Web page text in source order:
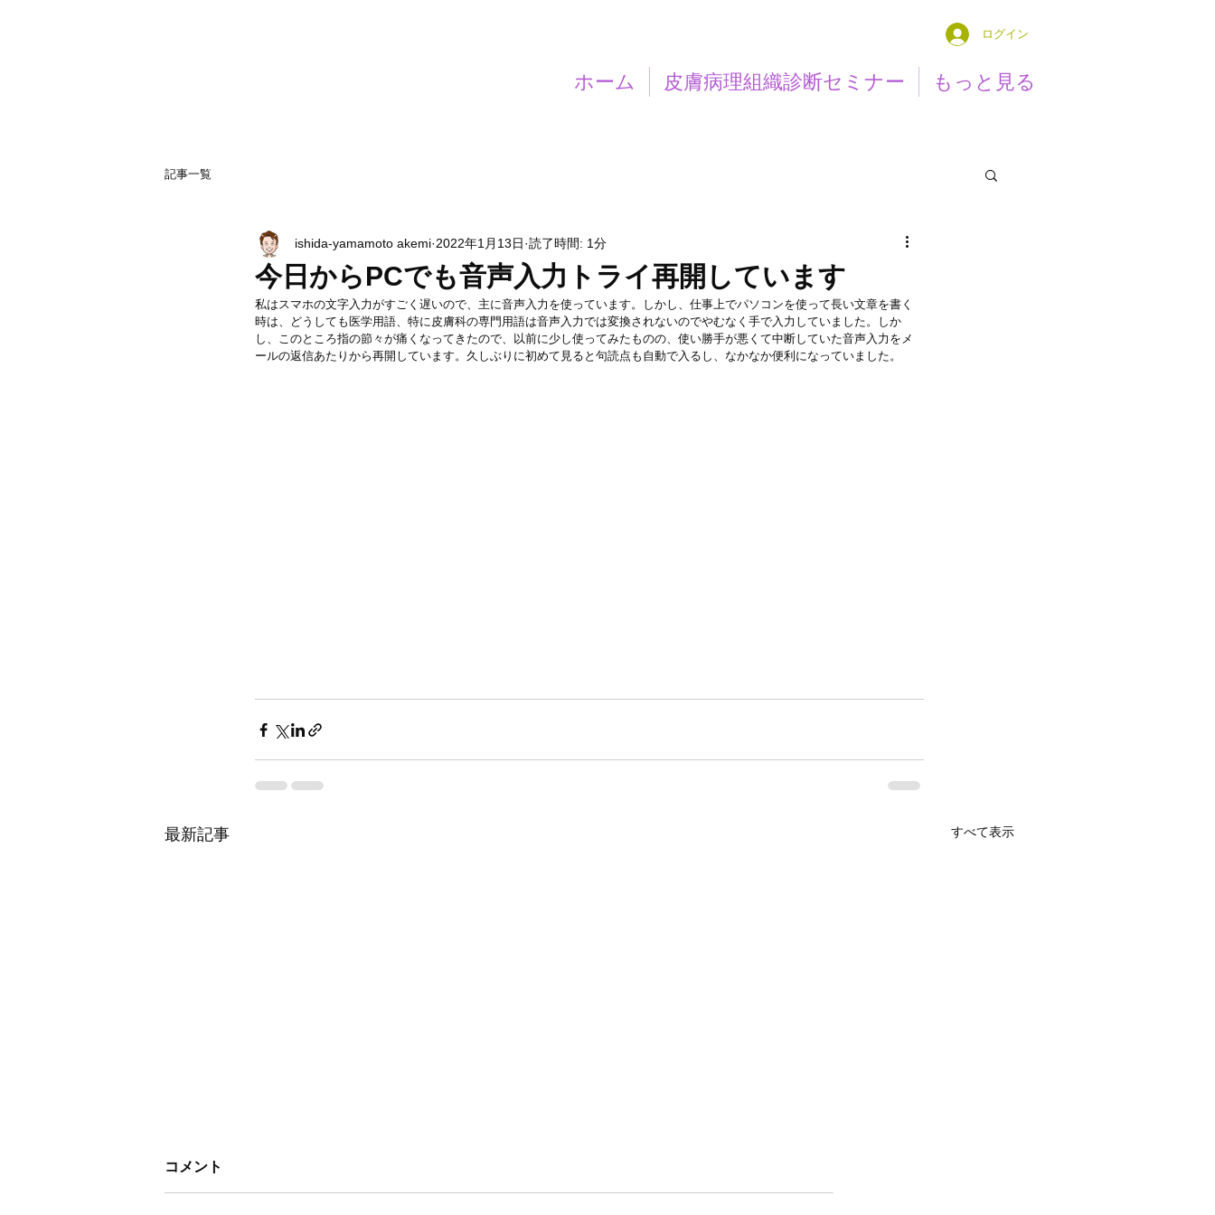
ログイン
ホーム 皮膚病理組織診断セミナー もっと見る
記事一覧
今日からPCでも音声入力トライ再開しています
ishida-yamamoto akemi 2022年1月13日 読了時間: 1分
私はスマホの文字入力がすごく遅いので、主に音声入力を使っています。しかし、仕事上でパソコンを使って長い文章を書く
時は、どうしても医学用語、特に皮膚科の専門用語は音声入力では変換されないのでやむなく手で入力していました。しか
し、このところ指の節々が痛くなってきたので、以前に少し使ってみたものの、使い勝手が悪くて中断していた音声入力をメ
ールの返信あたりから再開しています。久しぶりに初めて見ると句読点も自動で入るし、なかなか便利になっていました。
最新記事 すべて表示
コメント